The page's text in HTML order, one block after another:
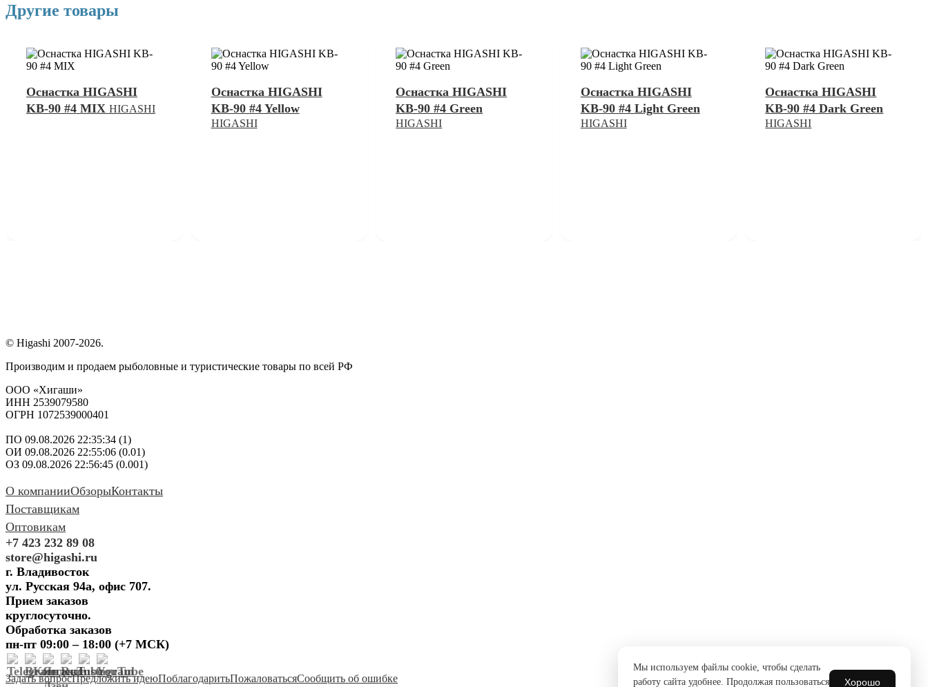
Другие товары
Оснастка HIGASHI
KB-90 #4 MIX HIGASHI
Оснастка HIGASHI
KB-90 #4 Yellow
HIGASHI
Оснастка HIGASHI
KB-90 #4 Green
HIGASHI
Оснастка HIGASHI
KB-90 #4 Light Green
HIGASHI
Оснастка HIGASHI
KB-90 #4 Dark Green
HIGASHI
© Higashi 2007-2026.
Производим и продаем рыболовные и туристические товары по всей РФ
ООО «Хигаши»
ИНН 2539079580
ОГРН 1072539000401
ПО 09.08.2026 22:35:34 (1)
ОИ 09.08.2026 22:55:06 (0.01)
ОЗ 09.08.2026 22:56:45 (0.001)
О компанииОбзорыКонтакты
Поставщикам
Оптовикам
+7 423 232 89 08
store@higashi.ru
г. Владивосток
ул. Русская 94а, офис 707.
Прием заказов
круглосуточно.
Обработка заказов
пн-пт 09:00 – 18:00 (+7 МСК)
Задать вопросПредложить идеюПоблагодаритьПожаловатьсяСообщить об ошибке
Мы используем файлы cookie, чтобы сделать
работу сайта удобнее. Продолжая пользоваться
Хорошо